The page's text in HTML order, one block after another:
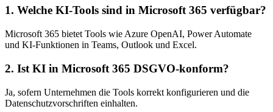
1. Welche KI-Tools sind in Microsoft 365 verfügbar?
Microsoft 365 bietet Tools wie Azure OpenAI, Power Automate
und KI-Funktionen in Teams, Outlook und Excel.
2. Ist KI in Microsoft 365 DSGVO-konform?
Ja, sofern Unternehmen die Tools korrekt konfigurieren und die
Datenschutzvorschriften einhalten.